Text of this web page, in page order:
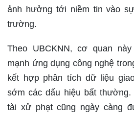
ảnh hưởng tới niềm tin vào
trường.
Theo UBCKNN, cơ quan
mạnh ứng dụng công nghệ
kết hợp phân tích dữ liệu
sớm các dấu hiệu bất
tài xử phạt cũng ngày càng